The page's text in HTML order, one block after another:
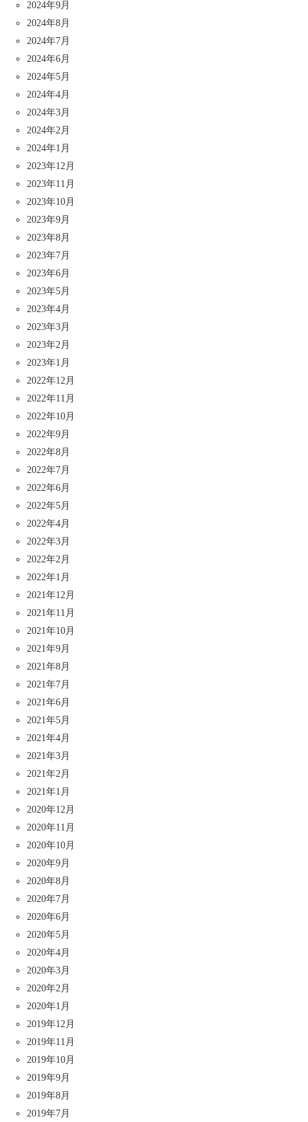
2024年9月
2024年8月
2024年7月
2024年6月
2024年5月
2024年4月
2024年3月
2024年2月
2024年1月
2023年12月
2023年11月
2023年10月
2023年9月
2023年8月
2023年7月
2023年6月
2023年5月
2023年4月
2023年3月
2023年2月
2023年1月
2022年12月
2022年11月
2022年10月
2022年9月
2022年8月
2022年7月
2022年6月
2022年5月
2022年4月
2022年3月
2022年2月
2022年1月
2021年12月
2021年11月
2021年10月
2021年9月
2021年8月
2021年7月
2021年6月
2021年5月
2021年4月
2021年3月
2021年2月
2021年1月
2020年12月
2020年11月
2020年10月
2020年9月
2020年8月
2020年7月
2020年6月
2020年5月
2020年4月
2020年3月
2020年2月
2020年1月
2019年12月
2019年11月
2019年10月
2019年9月
2019年8月
2019年7月